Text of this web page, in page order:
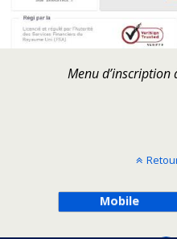
Menu d’inscription
Mobile